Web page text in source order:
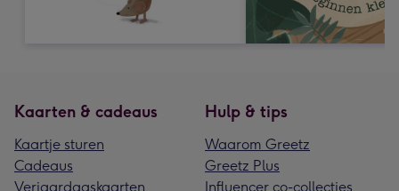
Kaarten & cadeaus
Kaartje sturen
Cadeaus
Verjaardagskaarten
Hulp & tips
Waarom Greetz
Greetz Plus
Influencer co-collecties